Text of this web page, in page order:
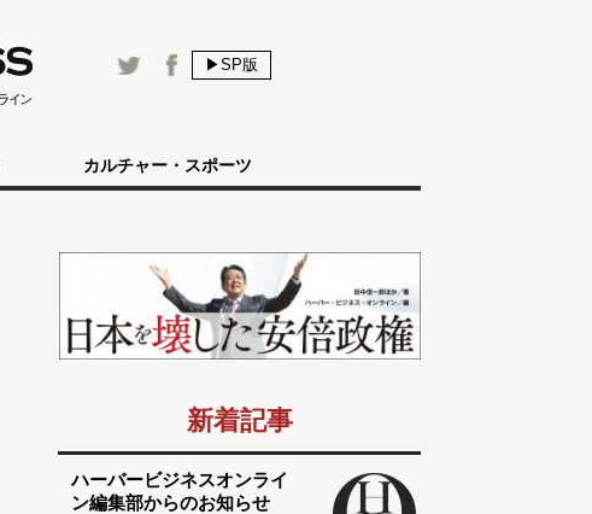
▶SP版
カルチャー・スポーツ
新着記事
ハーバービジネスオンライ
ン編集部からのお知らせ